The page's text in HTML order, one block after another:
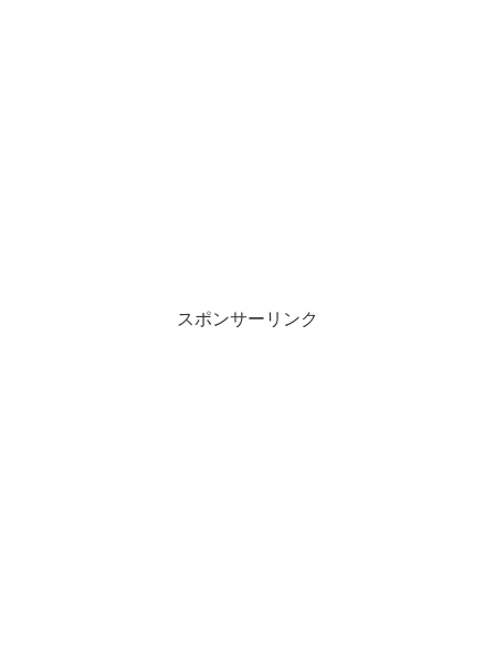
スポンサーリンク